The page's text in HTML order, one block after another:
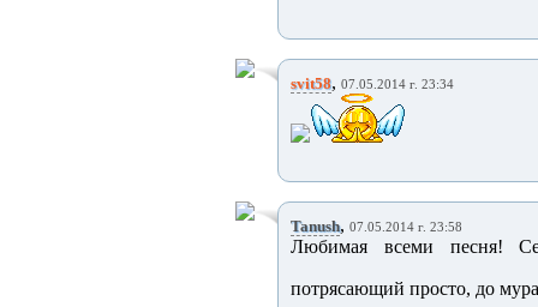
svit58, 07.05.2014 г. 23:34
Tanush, 07.05.2014 г. 23:58
Любимая всеми песня!
потрясающий просто, до